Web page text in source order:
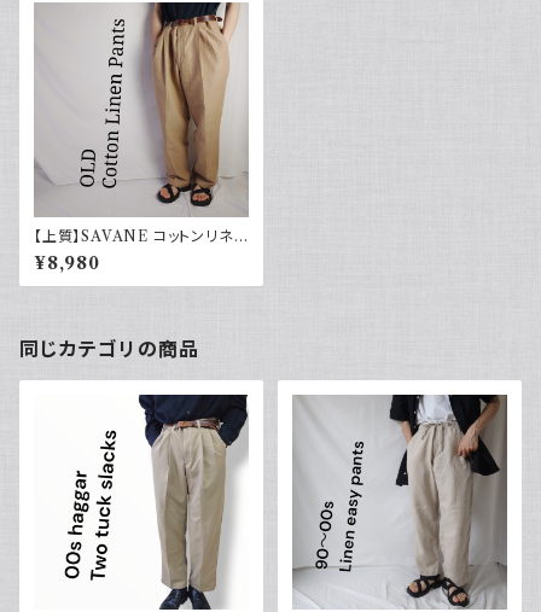
【上質】SAVANE コットンリネン
パンツ ツータック 着回し抜群
¥8,980
同じカテゴリの商品